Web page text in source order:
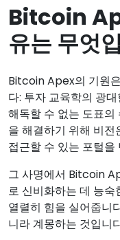
Bitcoin
유는 무엇
Bitcoin Apex의 기원
다: 투자 교육학의 광
해독할 수 없는 도표의
을 해결하기 위해 비
접근할 수 있는 포털을
그 사명에서 Bitcoin
로 신비화하는 데 능
열렬히 힘을 실어줍니
니라 계몽하는 것입니